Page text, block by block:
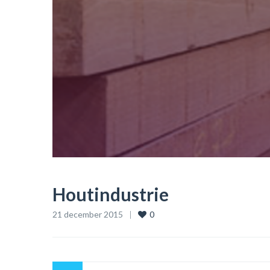
Houtindustrie
21 december 2015 0